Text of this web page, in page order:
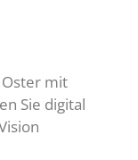
Oster mit
Sie digital